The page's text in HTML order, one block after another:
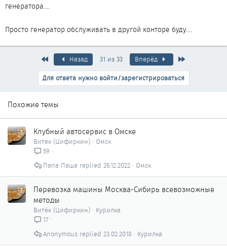
генератора....
Просто генератор обслуживать в другой конторе буду....
ПервыйНазад 31 из 33 Вперёд
Для ответа нужно войти/зарегистрироваться
Похожие темы
Клубный автосервис в Омске
Витёк (Цифиркин)
Омск
59
Омск
26.12.2022
Папа Паша
Перевозка машины Москва-Сибирь всевозможные
методы
Витёк (Цифиркин)
Курилка
17
Курилка
23.02.2018
Anonymous